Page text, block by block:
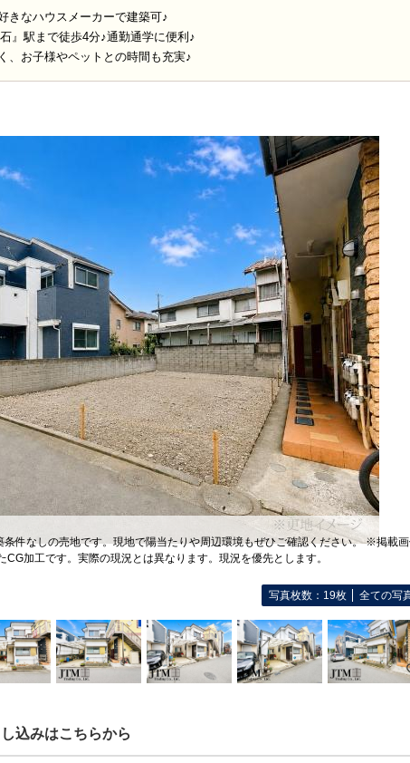
きなハウスメーカーで建築可♪
』駅まで徒歩4分♪通勤通学に便利♪
、お子様やペットとの時間も充実♪
件なしの売地です。現地で陽当たりや周辺環境もぜひご確認ください。 ※掲載
CG加工です。実際の現況とは異なります。現況を優先とします。
写真枚数：19枚 全ての写
込みはこちらから